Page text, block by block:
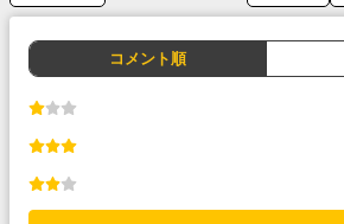
コメント順